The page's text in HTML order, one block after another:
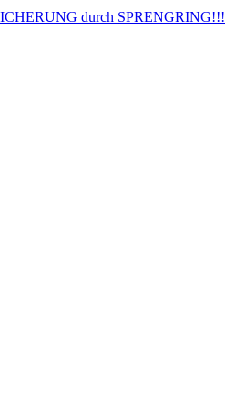
durch SPRENGRING!!!